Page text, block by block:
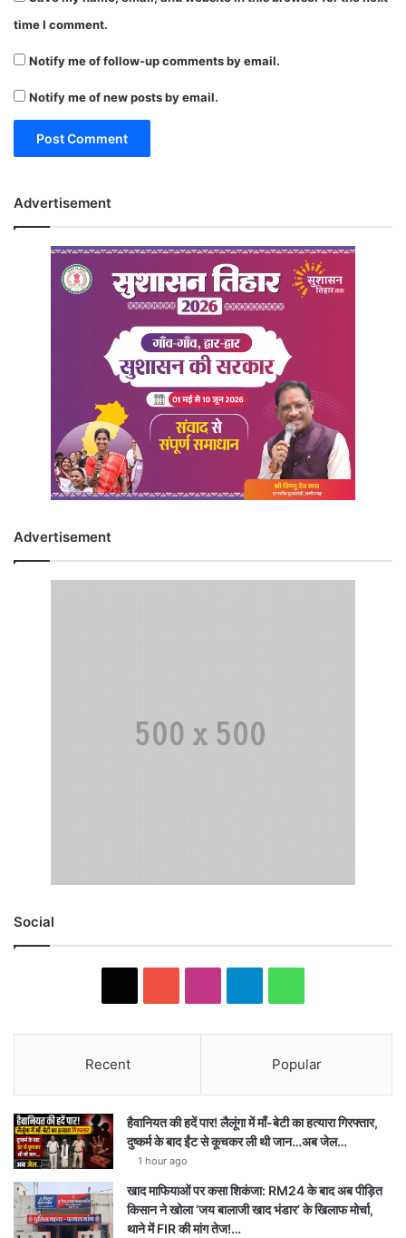
time I comment.
Notify me of follow-up comments by email.
Notify me of new posts by email.
Advertisement
Advertisement
Social
Recent Popular
हैवानियत की हदें पार! लैलूंगा में माँ-बेटी का हत्यारा गिरफ्तार,
दुष्कर्म के बाद ईंट से कूचकर ली थी जान…अब जेल…
1 hour ago
खाद माफियाओं पर कसा शिकंजा: RM24 के बाद अब पीड़ित
किसान ने खोला ‘जय बालाजी खाद भंडार’ के खिलाफ मोर्चा,
थाने में FIR की मांग तेज!…